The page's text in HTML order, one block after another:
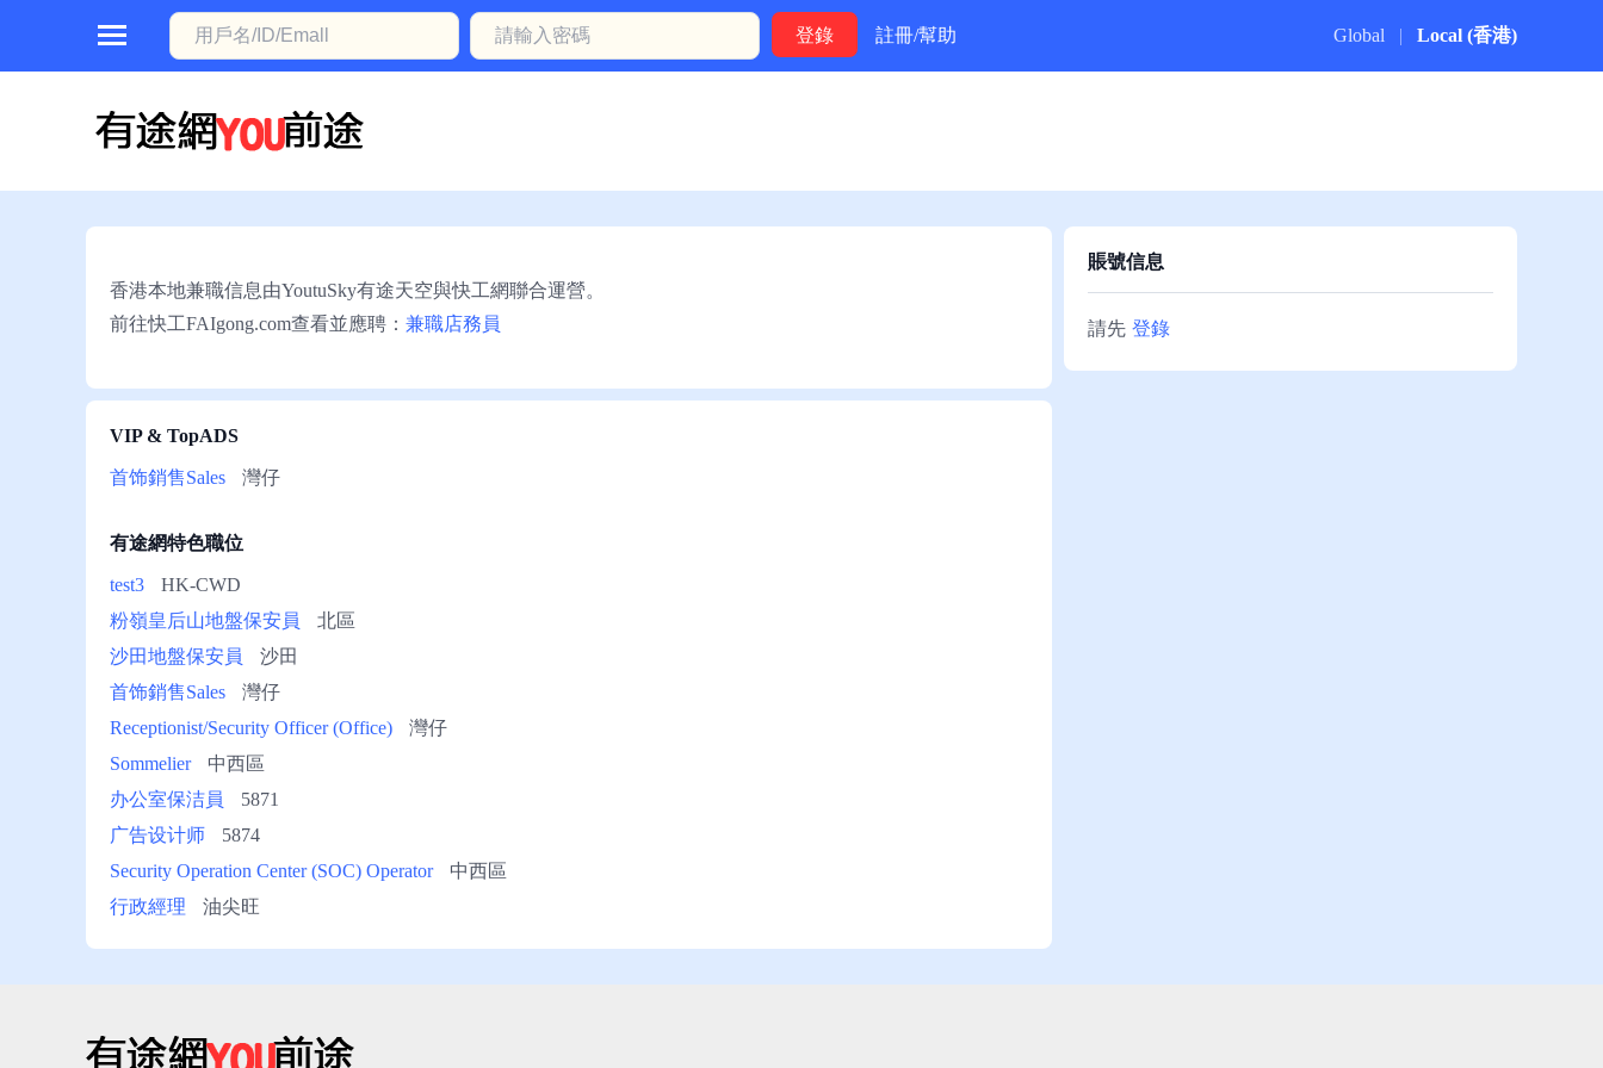
註冊/幫助 Global | Local (香港)
本
香港本地兼職信息由YoutuSky有途天空與快工網聯合運營。
前往快工FAIgong.com查看並應聘： 兼職店務員
VIP & TopADS
首饰銷售Sales 灣仔
有途網特色職位
test3
HK-CWD
粉嶺皇后山地盤保安員
北區
沙田地盤保安員
沙田
首饰銷售Sales
灣仔
Receptionist/Security Officer (Office)
灣仔
Sommelier
中西區
办公室保洁員
5871
广告设计师
5874
Security Operation Center (SOC) Operator
中西區
行政經理
油尖旺
賬號信息
請先 登錄